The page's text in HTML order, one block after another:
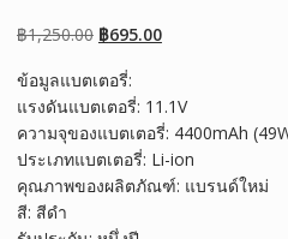
เต็มบนการให้
คะแนนของ
฿1,250.00 Original
was:
฿1,250.00.
฿695.00Current
฿695.00.
ข้อมูลแบตเตอรี่:
แรงดันแบตเตอรี่: 11.1V
ความจุของแบตเตอรี่: 4400mAh
ประเภทแบตเตอรี่: Li-ion
คุณภาพของผลิตภัณฑ์: แบรนด์ใหม่
สี: สีดำ